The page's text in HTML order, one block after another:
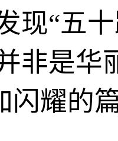
现“五
非是华
闪耀的